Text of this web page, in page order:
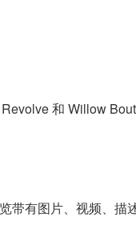
和 Willow
带有图片、视频、描